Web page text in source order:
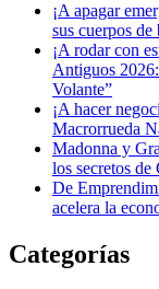
¡A apagar
sus cuerpos
¡A rodar con
Antiguos
Volante”
¡A hacer
Macrorrueda
Madonna y
los secretos
De
acelera la
Categorías